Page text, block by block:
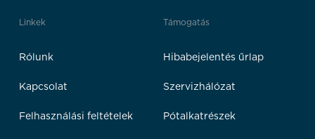
Linkek
Rólunk
Kapcsolat
Felhasználási feltételek
Támogatás
Hibabejelentés űrlap
Szervizhálózat
Pótalkatrészek